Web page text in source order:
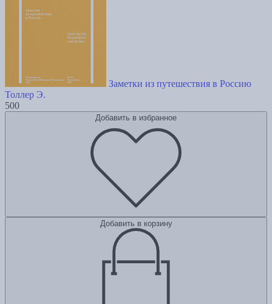
Заметки из путешествия в Россию
Толлер Э.
500
Добавить в избранное
Добавить в корзину